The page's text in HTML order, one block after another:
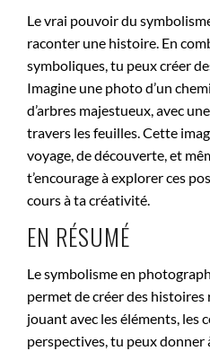
Le vrai pouvoir du
raconter une histoire. En
symboliques, tu peux créer
Imagine une photo d’un
d’arbres majestueux, avec
travers les feuilles. Cette
voyage, de découverte, et
t’encourage à explorer ces
cours à ta créativité.
EN RÉSUMÉ
Le symbolisme en
permet de créer des histoires
jouant avec les éléments, les
perspectives, tu peux donner